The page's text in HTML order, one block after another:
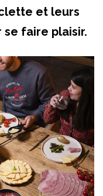
et leurs
faire plaisir.